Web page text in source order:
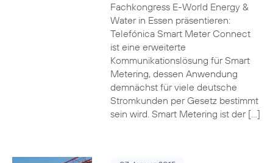
Fachkongress E-World Energy &
Water in Essen präsentieren:
Telefónica Smart Meter Connect
ist eine erweiterte
Kommunikationslösung für Smart
Metering, dessen Anwendung
demnächst für viele deutsche
Stromkunden per Gesetz bestimmt
sein wird. Smart Metering ist der […]